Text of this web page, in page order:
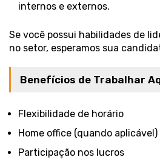
internos e externos.
Se você possui habilidades de
no setor, esperamos sua
Benefícios de Trabalhar
Flexibilidade de horário
Home office (quando aplicável)
Participação nos lucros